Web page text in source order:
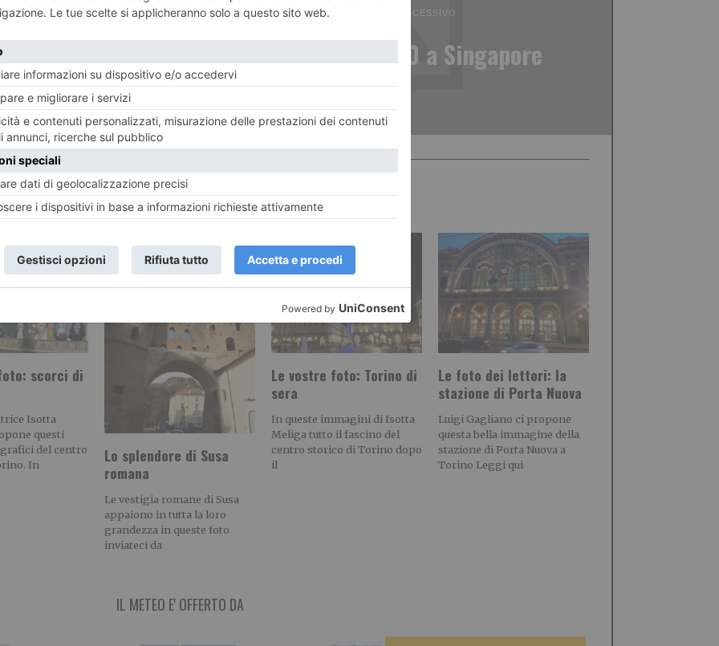
per
l’impresa
ARTICOLO SUCCESSIVO
La Juve vince 5-0 a Singapore
RECENTI:
scorci di
Isotta
questi
del centro
In
Lo splendore di Susa
romana
Le vestigia romane di Susa
appaiono in tutta la loro
grandezza in queste foto
inviateci da
Le vostre foto: Torino di
sera
In queste immagini di Isotta
Meliga tutto il fascino del
centro storico di Torino dopo
il
Le foto dei lettori: la
stazione di Porta Nuova
Luigi Gagliano ci propone
questa bella immagine della
stazione di Porta Nuova a
Torino Leggi qui
IL METEO E' OFFERTO DA